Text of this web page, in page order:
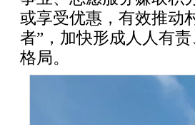
或享受优惠，有效推动
者”，加快形成人人有
格局。